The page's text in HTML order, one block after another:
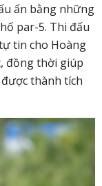
ấn bằng những
par-5. Thi đấu
tin cho Hoàng
đồng thời giúp
thành tích